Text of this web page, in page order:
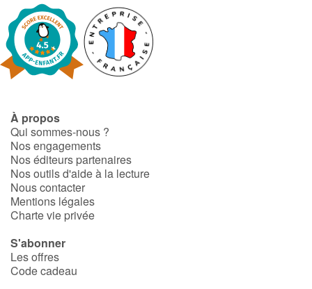
À propos
Qui sommes-nous ?
Nos engagements
Nos éditeurs partenaires
Nos outils d'aide à la lecture
Nous contacter
Mentions légales
Charte vie privée
S'abonner
Les offres
Code cadeau